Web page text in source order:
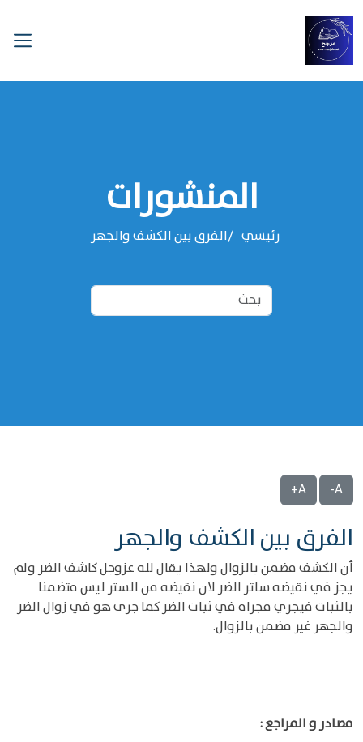
المنشورات
رئيسي الفرق بين الكشف والجهر
A-
A+
الفرق بين الكشف والجهر
أن الكشف مضمن بالزوال ولهذا يقال لله عزوجل كاشف الضر ولم
يجز في نقيضه ساتر الضر لان نقيضه من الستر ليس متضمنا
بالثبات فيجري مجراه في ثبات الضر كما جرى هو في زوال الضر
والجهر غير مضمن بالزوال.
مصادر و المراجع :